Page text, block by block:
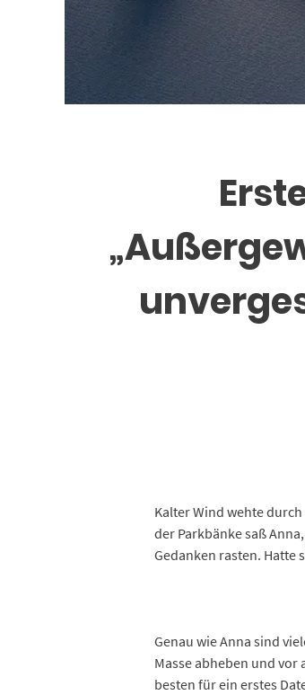
Kalter Wind wehte
der Parkbänke saß
Gedanken rasten. Hatte
Genau wie Anna sind
Masse abheben und vor
besten für ein erstes